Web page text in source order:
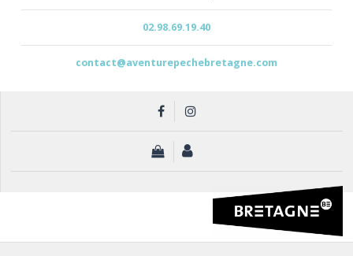
02.98.69.19.40
contact@aventurepechebretagne.com